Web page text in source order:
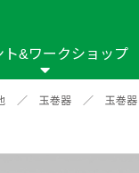
ト&ワークショップ
グ用品 はさみ
／ 玉巻器 ／ 玉巻器